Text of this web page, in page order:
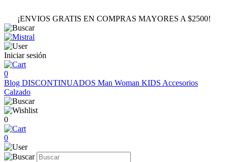
¡ENVIOS GRATIS EN COMPRAS MAYORES A $2500!
Iniciar sesión
0
Blog DISCONTINUADOS Man Woman KIDS Accesorios
Calzado
0
0